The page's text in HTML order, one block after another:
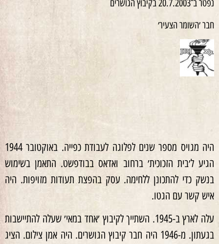
נפטר ב־20.7.2003 בקיבוץ הגושרים
חבר ׳השומר הצעיר׳
היה מגויס מספר שנים לפלוגה לעבודת כפייה. באוקטובר 1944
הגיע ל׳בית הזכוכית׳ ברחוב ואדאס בבודפשט. התאמן בשימוש
בנשק כדי להתכונן ללחימה. עסק בהפצת תעודות מזויפות. היה
איש קשר עם הגטו.
עלה לארץ ב-1945. השתייך לקיבוץ ׳אחד במאי׳ שעלה להתיישבות
בגעתון. מ-1946 היה חבר קיבוץ הגושרים. היה אמן צילום. הציג